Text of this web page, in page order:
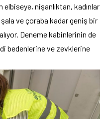
nişanlıktan, kadınlar
ve çoraba kadar geniş bir
Deneme kabinlerinin de
bedenlerine ve zevklerine